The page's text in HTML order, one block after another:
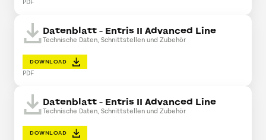
PDF
Datenblatt - Entris II Advanced Line
Technische Daten, Schnittstellen und Zubehör
DOWNLOAD
PDF
Datenblatt - Entris II Advanced Line
Technische Daten, Schnittstellen und Zubehör
DOWNLOAD